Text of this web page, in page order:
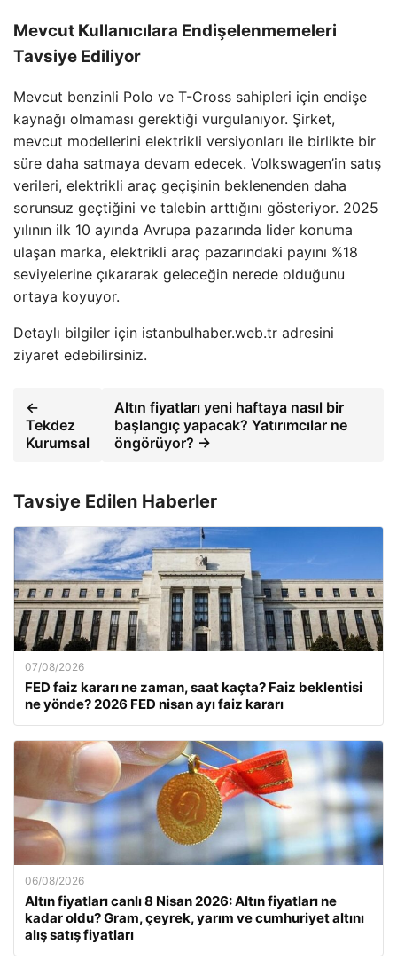
Mevcut Kullanıcılara Endişelenmemeleri
Tavsiye Ediliyor
Mevcut benzinli Polo ve T-Cross sahipleri için endişe
kaynağı olmaması gerektiği vurgulanıyor. Şirket,
mevcut modellerini elektrikli versiyonları ile birlikte bir
süre daha satmaya devam edecek. Volkswagen’in satış
verileri, elektrikli araç geçişinin beklenenden daha
sorunsuz geçtiğini ve talebin arttığını gösteriyor. 2025
yılının ilk 10 ayında Avrupa pazarında lider konuma
ulaşan marka, elektrikli araç pazarındaki payını %18
seviyelerine çıkararak geleceğin nerede olduğunu
ortaya koyuyor.
Detaylı bilgiler için istanbulhaber.web.tr adresini
ziyaret edebilirsiniz.
←
Tekdez
Kurumsal
Altın fiyatları yeni haftaya nasıl bir
başlangıç yapacak? Yatırımcılar ne
öngörüyor? →
Tavsiye Edilen Haberler
07/08/2026
FED faiz kararı ne zaman, saat kaçta? Faiz beklentisi
ne yönde? 2026 FED nisan ayı faiz kararı
06/08/2026
Altın fiyatları canlı 8 Nisan 2026: Altın fiyatları ne
kadar oldu? Gram, çeyrek, yarım ve cumhuriyet altını
alış satış fiyatları